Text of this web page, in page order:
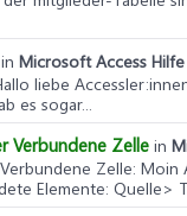
in Microsoft Access Hilfe
liebe
es sogar...
Verbundene Zelle in
Zelle: Moin
Elemente: Quelle>